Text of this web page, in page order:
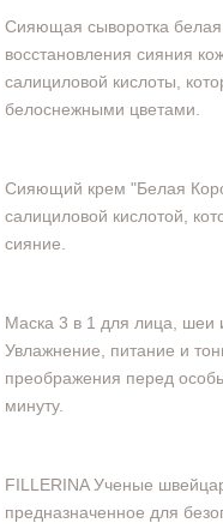
Сияющая сыворотка
восстановления сияния
салициловой кислоты,
белоснежными цветами.
Сияющий крем "Белая
салициловой кислотой,
сияние.
Маска 3 в 1 для лица, шеи
Увлажнение, питание и
преображения перед
минуту.
FILLERINA Ученые
предназначенное для